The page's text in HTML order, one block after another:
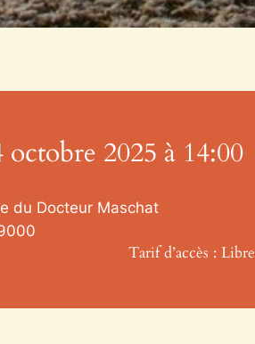
2025 à 14:00
du Docteur Maschat
Tarif d’accès : Libre